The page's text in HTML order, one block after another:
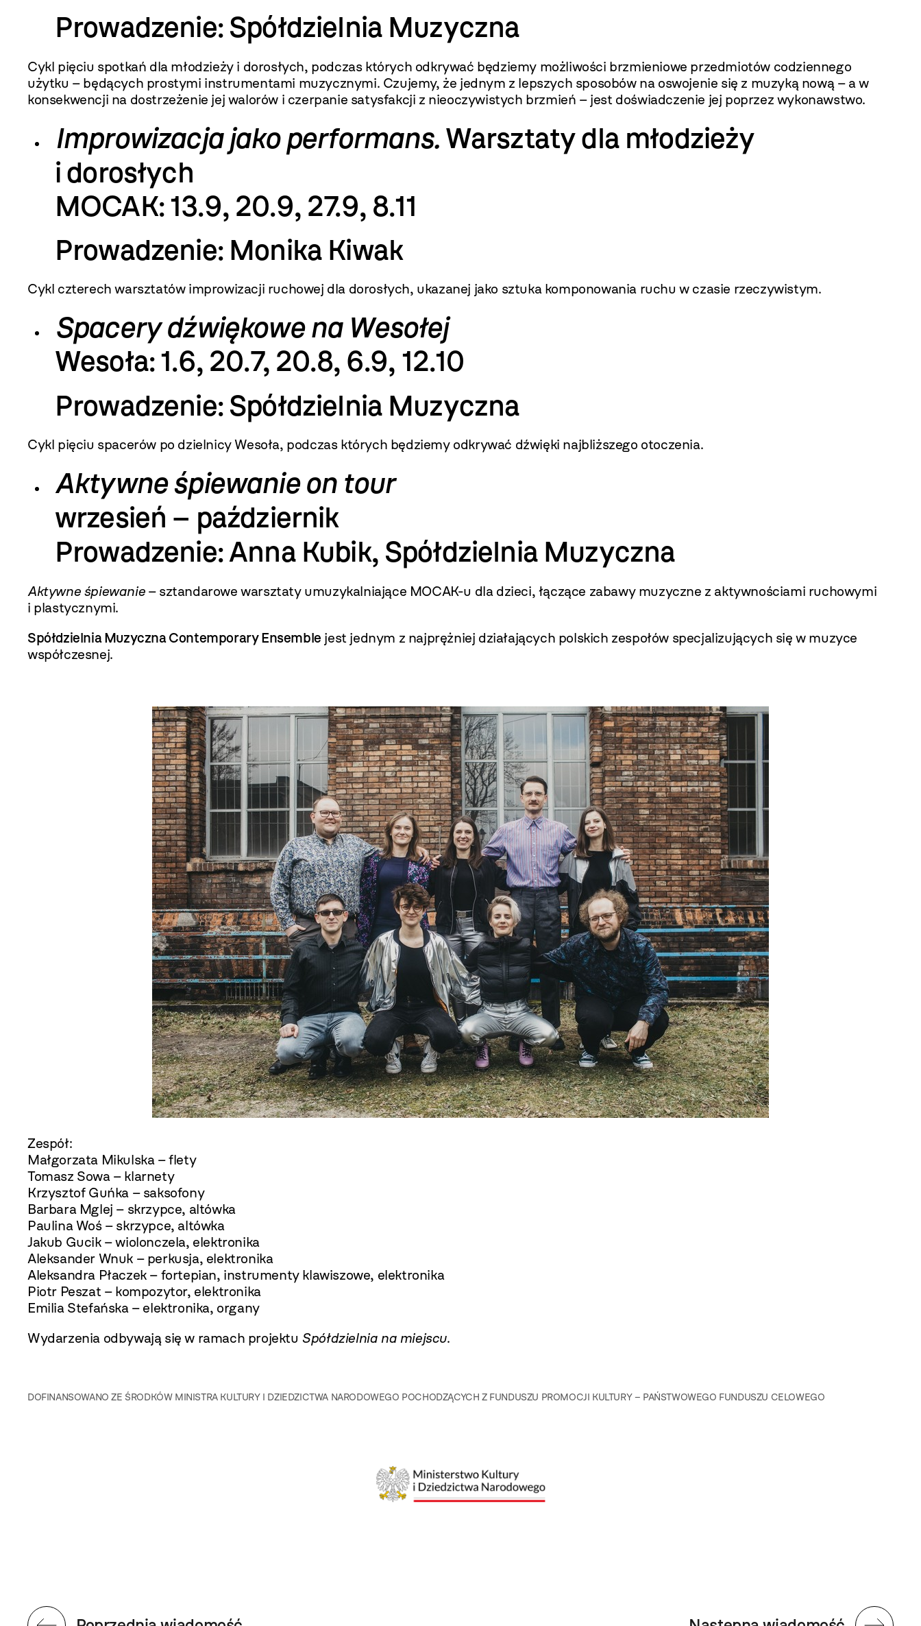
Prowadzenie: Spółdzielnia Muzyczna
Cykl pięciu spotkań dla młodzieży i dorosłych, podczas których odkrywać będziemy możliwości brzmieniowe przedmiotów codziennego
użytku – będących prostymi instrumentami muzycznymi. Czujemy, że jednym z lepszych sposobów na oswojenie się z muzyką nową – a w
konsekwencji na dostrzeżenie jej walorów i czerpanie satysfakcji z nieoczywistych brzmień – jest doświadczenie jej poprzez wykonawstwo.
Improwizacja jako performans.Warsztaty dla młodzieży
i dorosłych
MOCAK: 13.9, 20.9, 27.9, 8.11
Prowadzenie: Monika Kiwak
Cykl czterech warsztatów improwizacji ruchowej dla dorosłych, ukazanej jako sztuka komponowania ruchu w czasie rzeczywistym.
Spacery dźwiękowe na Wesołej
Wesoła: 1.6, 20.7, 20.8, 6.9, 12.10
Prowadzenie: Spółdzielnia Muzyczna
Cykl pięciu spacerów po dzielnicy Wesoła, podczas których będziemy odkrywać dźwięki najbliższego otoczenia.
Aktywne śpiewanie on tour
wrzesień – październik
Prowadzenie: Anna Kubik, Spółdzielnia Muzyczna
Aktywne śpiewanie – sztandarowe warsztaty umuzykalniające MOCAK-u dla dzieci, łączące zabawy muzyczne z aktywnościami ruchowymi
i plastycznymi.
Spółdzielnia Muzyczna Contemporary Ensemble jest jednym z najprężniej działających polskich zespołów specjalizujących się w muzyce
współczesnej.
Zespół:
Małgorzata Mikulska – flety
Tomasz Sowa – klarnety
Krzysztof Guńka – saksofony
Barbara Mglej – skrzypce, altówka
Paulina Woś – skrzypce, altówka
Jakub Gucik – wiolonczela, elektronika
Aleksander Wnuk – perkusja, elektronika
Aleksandra Płaczek – fortepian, instrumenty klawiszowe, elektronika
Piotr Peszat – kompozytor, elektronika
Emilia Stefańska – elektronika, organy
Wydarzenia odbywają się w ramach projektu Spółdzielnia na miejscu.
DOFINANSOWANO ZE ŚRODKÓW MINISTRA KULTURY I DZIEDZICTWA NARODOWEGO POCHODZĄCYCH Z FUNDUSZU PROMOCJI KULTURY – PAŃSTWOWEGO FUNDUSZU CELOWEGO